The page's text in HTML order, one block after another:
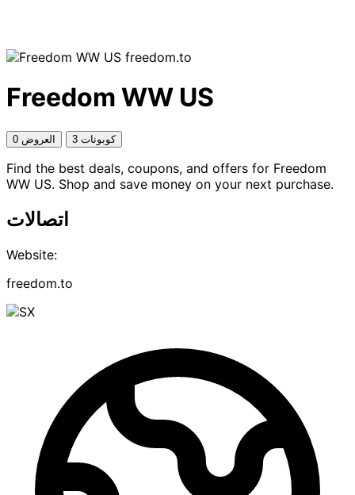
freedom.to
Freedom WW US
0 العروض 3 كوبونات
Find the best deals, coupons, and offers for Freedom
WW US. Shop and save money on your next purchase.
اتصالات
Website:
freedom.to